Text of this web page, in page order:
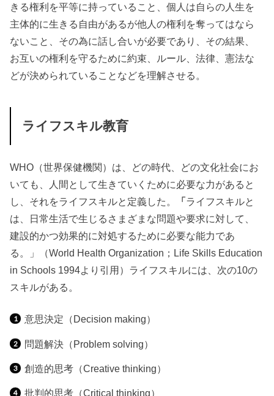
きる権利を平等に持っていること、個人は自らの人生を
主体的に生きる自由があるが他人の権利を奪ってはなら
ないこと、その為に話し合いが必要であり、その結果、
お互いの権利を守るために約束、ルール、法律、憲法な
どが決められていることなどを理解させる。
ライフスキル教育
WHO（世界保健機関）は、どの時代、どの文化社会にお
いても、人間として生きていくために必要な力があると
し、それをライフスキルと定義した。
「ライフスキルと
は、日常生活で生じるさまざまな問題や要求に対して、
建設的かつ効果的に対処するために必要な能力であ
る。」（World Health Organization；Life Skills Education
in Schools 1994より引用）ライフスキルには、次の10の
スキルがある。
意思決定（Decision making）
問題解決（Problem solving）
創造的思考（Creative thinking）
批判的思考（Critical thinking）